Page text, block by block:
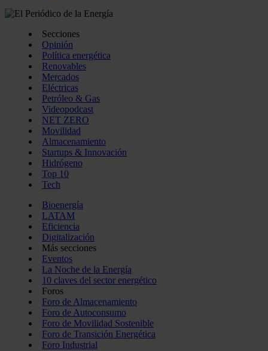
Secciones
Opinión
Política energética
Renovables
Mercados
Eléctricas
Petróleo & Gas
Videopodcast
NET ZERO
Movilidad
Almacenamiento
Startups & Innovación
Hidrógeno
Top 10
Tech
Bioenergía
LATAM
Eficiencia
Digitalización
Más secciones
Eventos
La Noche de la Energía
10 claves del sector energético
Foros
Foro de Almacenamiento
Foro de Autoconsumo
Foro de Movilidad Sostenible
Foro de Transición Energética
Foro Industrial